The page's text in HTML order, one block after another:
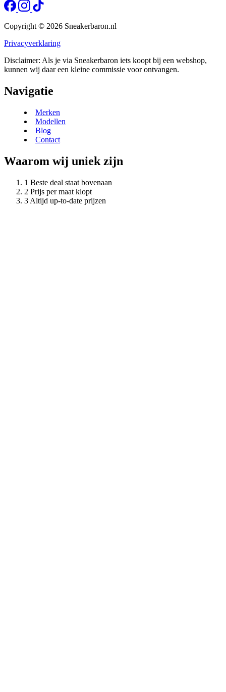
Copyright © 2026 Sneakerbaron.nl
Privacyverklaring
Disclaimer: Als je via Sneakerbaron iets koopt bij een webshop,
kunnen wij daar een kleine commissie voor ontvangen.
Navigatie
Merken
Modellen
Blog
Contact
Waarom wij uniek zijn
Beste deal staat bovenaan
Prijs per maat klopt
Altijd up-to-date prijzen